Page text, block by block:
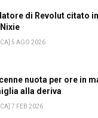
di Revolut citato
5 AGO 2026
nuota per ore in
alla deriva
7 FEB 2026